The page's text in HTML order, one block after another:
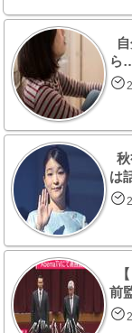
ら
は
前